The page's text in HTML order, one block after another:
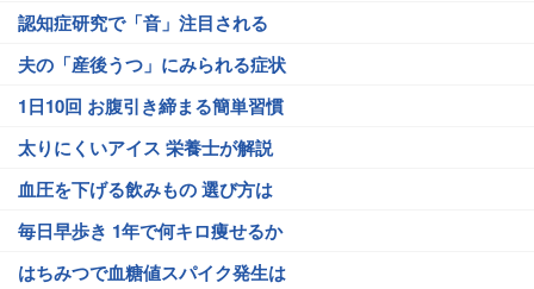
認知症研究で「音」注目される
夫の「産後うつ」にみられる症状
1日10回 お腹引き締まる簡単習慣
太りにくいアイス 栄養士が解説
血圧を下げる飲みもの 選び方は
毎日早歩き 1年で何キロ痩せるか
はちみつで血糖値スパイク発生は